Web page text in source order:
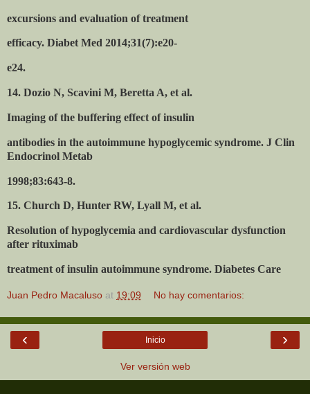
excursions and evaluation of treatment
efficacy. Diabet Med 2014;31(7):e20-
e24.
14. Dozio N, Scavini M, Beretta A, et al.
Imaging of the buffering effect of insulin
antibodies in the autoimmune hypoglycemic syndrome. J Clin
Endocrinol Metab
1998;83:643-8.
15. Church D, Hunter RW, Lyall M, et al.
Resolution of hypoglycemia and cardiovascular dysfunction
after rituximab
treatment of insulin autoimmune syndrome. Diabetes Care
Juan Pedro Macaluso at 19:09 No hay comentarios:
‹ ›
Inicio
Ver versión web